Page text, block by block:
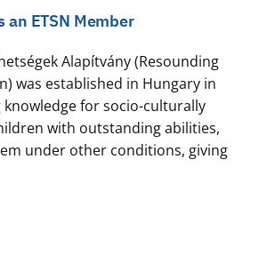
an ETSN Member
Alapítvány (Resounding
was established in Hungary in
for socio-culturally
with outstanding abilities,
under other conditions, giving